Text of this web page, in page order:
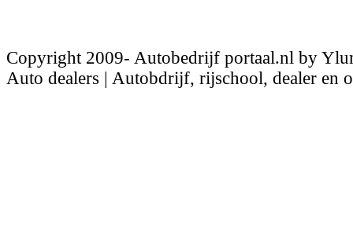
Copyright 2009- Autobedrijf portaal.nl by
Auto dealers | Autobdrijf, rijschool, dealer en